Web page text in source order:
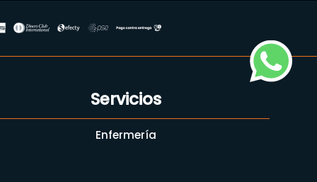
Servicios
Enfermería